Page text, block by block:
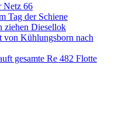
Netz 66
Tag der Schiene
ziehen Diesellok
von Kühlungsborn nach
gesamte Re 482 Flotte